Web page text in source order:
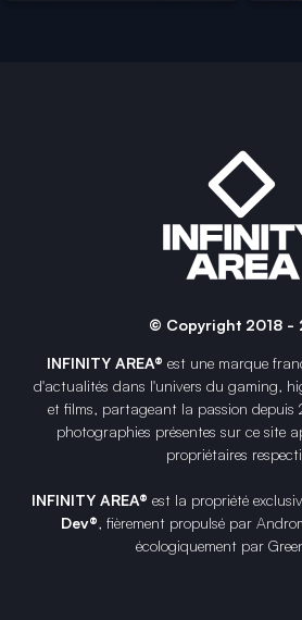
© Copyright 2018 -
INFINITY AREA® est une marque
d'actualités dans l'univers du gaming,
et films, partageant la passion depuis
photographies présentes sur ce site
propriétaires
INFINITY AREA® est la propriété
Dev®, fièrement propulsé par
écologiquement par